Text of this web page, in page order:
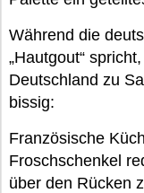
Während die
„Hautgout“
Deutschland zu
bissig:
Französische
Froschschenkel
über den Rücken